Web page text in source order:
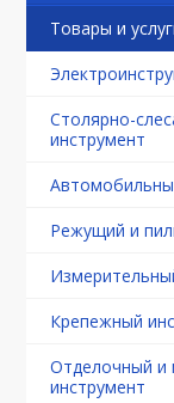
Товары и
Столярно-
инструмент
Режущий и
Крепежный
Отделочный и
инструмент